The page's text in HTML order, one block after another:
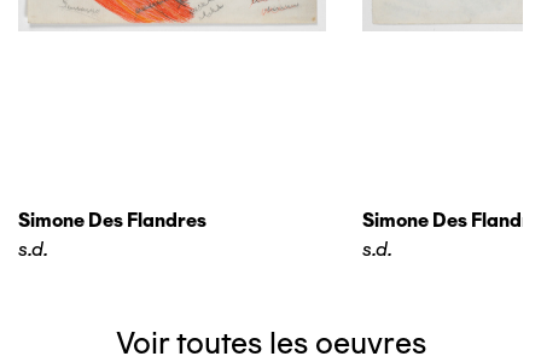
Simone Des Flandres
s.d.
Simone Des
s.d.
Voir toutes les oeuvres